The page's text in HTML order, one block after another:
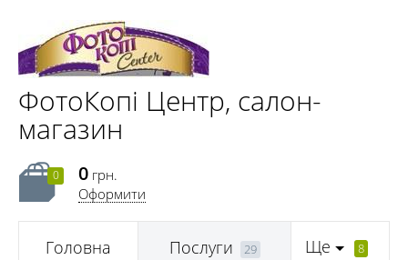
ФотоКопі Центр, салон-
магазин
0 0 грн.
Оформити
Головна Послуги 29 Ще 8